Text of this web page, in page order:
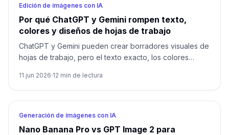
Edición de imágenes con IA
Por qué ChatGPT y Gemini rompen texto,
colores y diseños de hojas de trabajo
ChatGPT y Gemini pueden crear borradores visuales de
hojas de trabajo, pero el texto exacto, los colores
verificación.
11 jun 2026·12 min de lectura
Generación de imágenes con IA
Nano Banana Pro vs GPT Image 2 para